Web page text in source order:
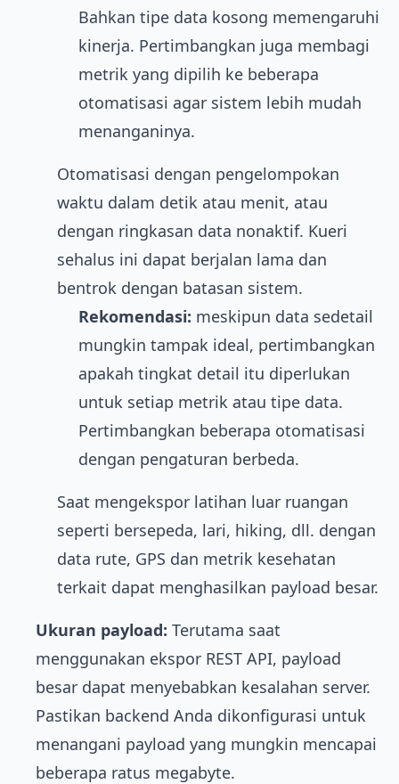
Bahkan tipe data kosong memengaruhi
kinerja. Pertimbangkan juga membagi
metrik yang dipilih ke beberapa
otomatisasi agar sistem lebih mudah
menanganinya.
Otomatisasi dengan pengelompokan
waktu dalam detik atau menit, atau
dengan ringkasan data nonaktif. Kueri
sehalus ini dapat berjalan lama dan
bentrok dengan batasan sistem.
Rekomendasi: meskipun data sedetail
mungkin tampak ideal, pertimbangkan
apakah tingkat detail itu diperlukan
untuk setiap metrik atau tipe data.
Pertimbangkan beberapa otomatisasi
dengan pengaturan berbeda.
Saat mengekspor latihan luar ruangan
seperti bersepeda, lari, hiking, dll. dengan
data rute, GPS dan metrik kesehatan
terkait dapat menghasilkan payload besar.
Ukuran payload: Terutama saat
menggunakan ekspor REST API, payload
besar dapat menyebabkan kesalahan server.
Pastikan backend Anda dikonfigurasi untuk
menangani payload yang mungkin mencapai
beberapa ratus megabyte.